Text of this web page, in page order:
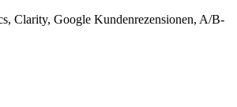
Clarity, Google Kundenrezensionen, A/B-